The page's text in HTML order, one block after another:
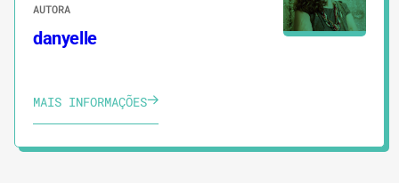
AUTORA
danyelle
MAIS INFORMAÇÕES